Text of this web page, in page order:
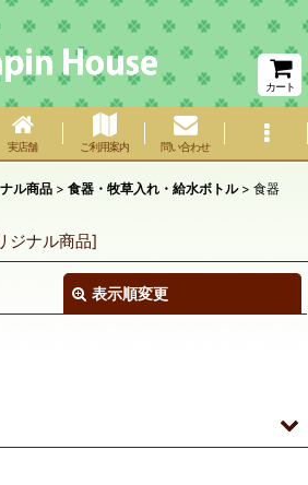
カート
実店舗 ご利用案内 問い合わせ
ル商品 > 食器・牧草入れ・給水ボトル > 食器
ジナル商品]
表示順変更